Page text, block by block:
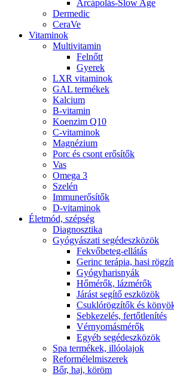
Arcápolás-Slow Age
Dermedic
CeraVe
Vitaminok
Multivitamin
Felnőtt
Gyerek
LXR vitaminok
GAL termékek
Kalcium
B-vitamin
Koenzim Q10
C-vitaminok
Magnézium
Porc és csont erősítők
Vas
Omega 3
Szelén
Immunerősítők
D-vitaminok
Életmód, szépség
Diagnosztika
Gyógyászati segédeszközök
Fekvőbeteg-ellátás
Gerinc terápia, hasi
Gyógyharisnyák
Hőmérők, lázmérők
Járást segítő eszközök
Csuklórögzítők és
Sebkezelés, fertőtlenítés
Vérnyomásmérők
Egyéb segédeszközök
Spa termékek, illóolajok
Reformélelmiszerek
Bőr, haj, köröm